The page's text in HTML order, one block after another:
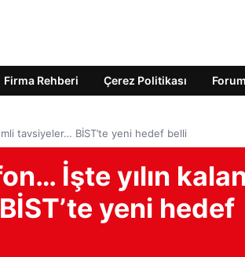
Firma Rehberi Çerez Politikası Forum
tavsiyeler… BİST’te yeni hedef belli
İşte yılın
yeni hedef